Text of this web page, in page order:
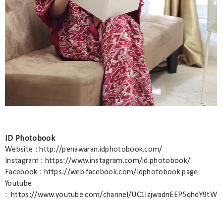
ID Photobook
Website : http://penawaran.idphotobook.com/
Instagram : https://www.instagram.com/id.photobook/
Facebook : https://web.facebook.com/Idphotobook.page
Youtube
: https://www.youtube.com/channel/UC1IzjwadnEEP5qhdY9tW